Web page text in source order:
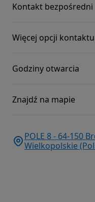
Kontakt bezpośredni
Więcej opcji kontaktu
Godziny otwarcia
Znajdź na mapie
POLE 8 - 64-150
Wielkopolskie